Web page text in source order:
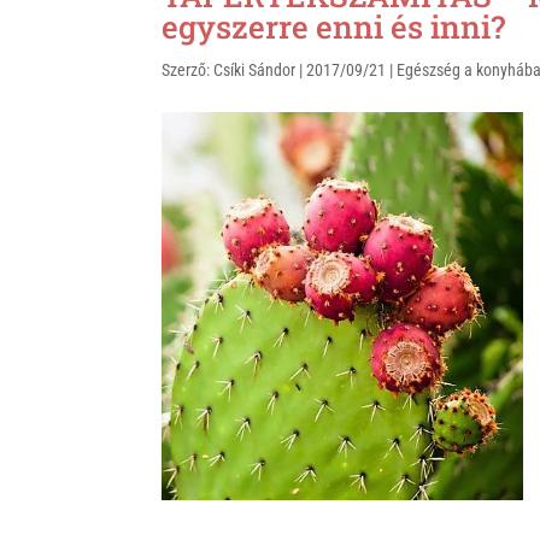
s
A
p
p
r
b
o
k
egyszerre enni és inni?
Szerző: Csíki Sándor |2017/09/21 | Egészség a